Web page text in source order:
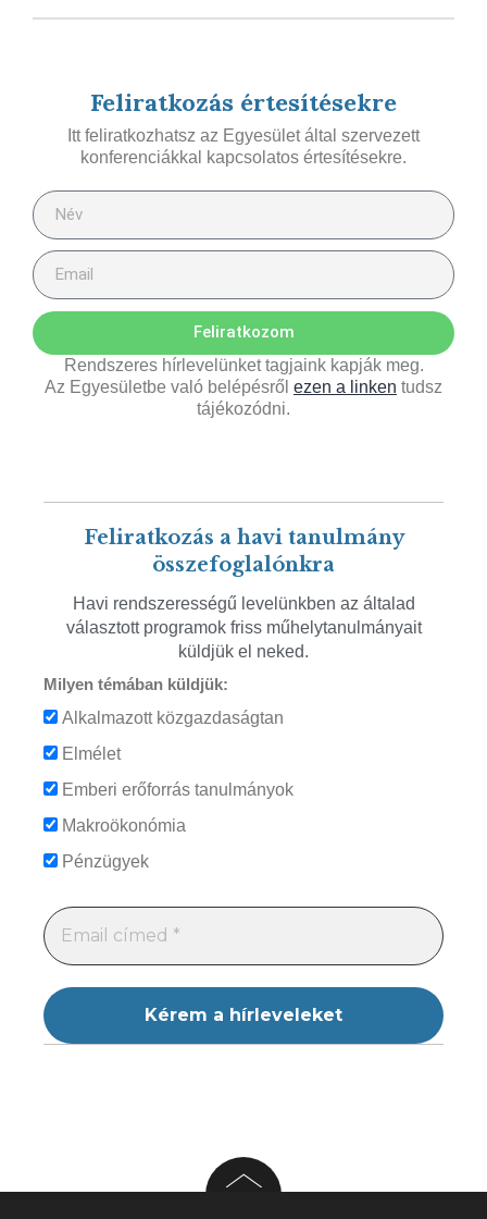
Feliratkozás értesítésekre
Itt feliratkozhatsz az Egyesület által szervezett
konferenciákkal kapcsolatos értesítésekre.
Feliratkozom
Rendszeres hírlevelünket tagjaink kapják meg.
Az Egyesületbe való belépésről ezen a linken tudsz
tájékozódni.
Feliratkozás a havi tanulmány
összefoglalónkra
Havi rendszerességű levelünkben az általad
választott programok friss műhelytanulmányait
küldjük el neked.
Milyen témában küldjük:
Alkalmazott közgazdaságtan
Elmélet
Emberi erőforrás tanulmányok
Makroökonómia
Pénzügyek